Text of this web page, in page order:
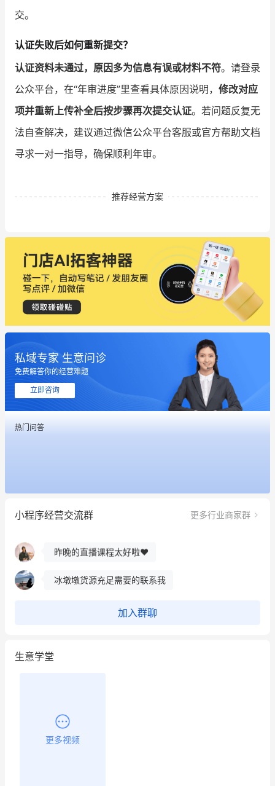
交。
认证失败后如何重新提交？
认证资料未通过，原因多为信息有误或材料不符。请登录
公众平台，在“年审进度”里查看具体原因说明， 修改对应
项并重新上传补全后按步骤再次提交认证。若问题反复无
法自查解决，建议通过微信公众平台客服或官方帮助文档
寻求一对一指导，确保顺利年审。
推荐经营方案
私域专家 生意问诊
免费解答你的经营难题
立即咨询
热门问答
小程序经营交流群 更多行业商家群
用有赞就能在微信、小红书同时经营了
餐饮也得靠私域和服务提高竞争力
昨晚的直播课程太好啦❤️
冰墩墩货源充足需要的联系我
加入群聊
生意学堂
更多视频